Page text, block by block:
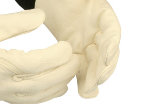
Építőipar